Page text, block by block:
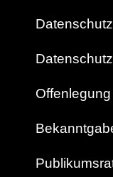
Offenlegung